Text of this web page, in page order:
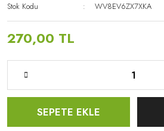
Stok Kodu
WV8EV6ZX7XKA
270,00 TL
SEPETE EKLE